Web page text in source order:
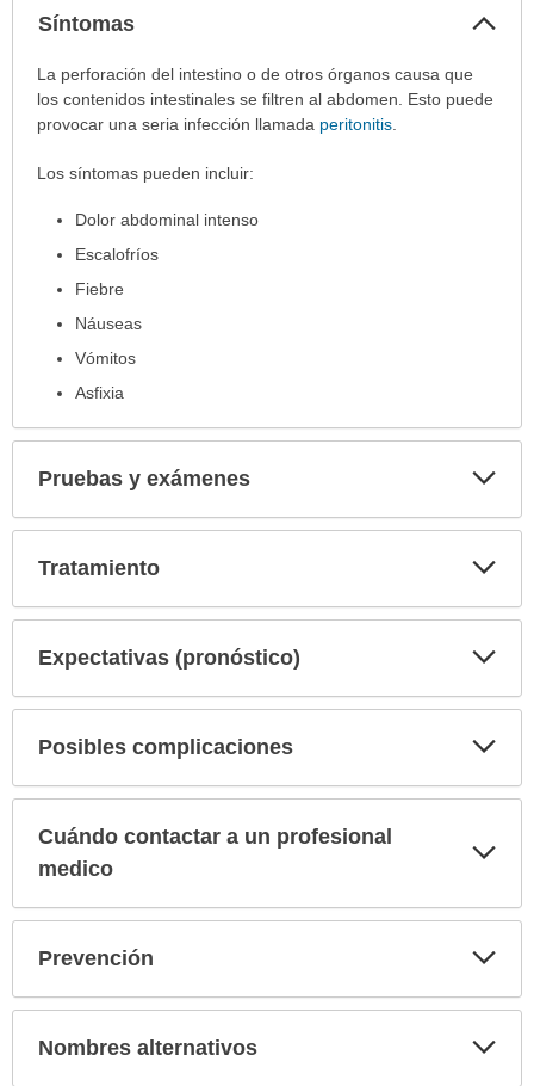
Síntomas
Síntomas
sido
La perforación del intestino o de otros órganos causa que
los contenidos intestinales se filtren al abdomen. Esto puede
provocar una seria infección llamada peritonitis.
Los síntomas pueden incluir:
Dolor abdominal intenso
Escalofríos
Fiebre
Náuseas
Vómitos
Asfixia
Pruebas y exámenes
Tratamiento
Expectativas (pronóstico)
Posibles complicaciones
Cuándo contactar a un profesional
medico
Prevención
Nombres alternativos